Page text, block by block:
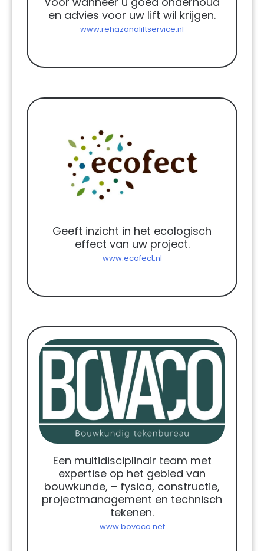
en advies voor uw lift wil krijgen.
www.rehazonaliftservice.nl
Geeft inzicht in het ecologisch
effect van uw project.
www.ecofect.nl
Een multidisciplinair team met
expertise op het gebied van
bouwkunde, – fysica, constructie,
projectmanagement en technisch
tekenen.
www.bovaco.net